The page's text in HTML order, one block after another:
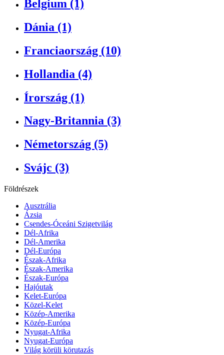
Belgium (1)
Dánia (1)
Franciaország (10)
Hollandia (4)
Írország (1)
Nagy-Britannia (3)
Németország (5)
Svájc (3)
Földrészek
Ausztrália
Ázsia
Csendes-Óceáni Szigetvilág
Dél-Afrika
Dél-Amerika
Dél-Európa
Észak-Afrika
Észak-Amerika
Észak-Európa
Hajóutak
Kelet-Európa
Közel-Kelet
Közép-Amerika
Közép-Európa
Nyugat-Afrika
Nyugat-Európa
Világ körüli körutazás